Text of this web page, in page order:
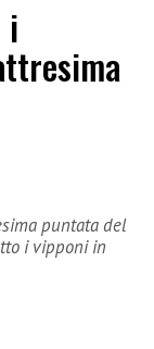
i
puntata del
i vipponi in